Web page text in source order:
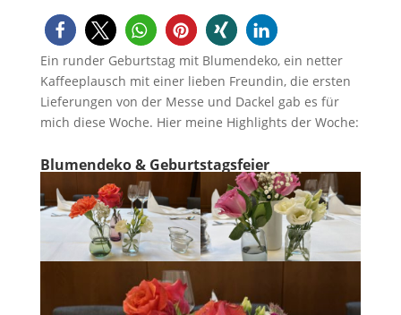
Ein runder Geburtstag mit Blumendeko, ein netter
Kaffeeplausch mit einer lieben Freundin, die ersten
Lieferungen von der Messe und Dackel gab es für
mich diese Woche. Hier meine Highlights der Woche:
Blumendeko & Geburtstagsfeier